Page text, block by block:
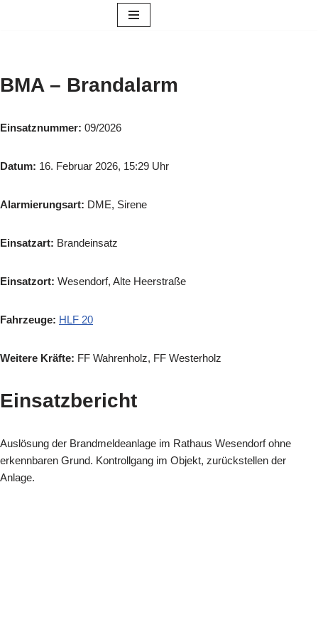
BMA – Brandalarm
Einsatznummer: 09/2026
Datum: 16. Februar 2026, 15:29 Uhr
Alarmierungsart: DME, Sirene
Einsatzart: Brandeinsatz
Einsatzort: Wesendorf, Alte Heerstraße
Fahrzeuge: HLF 20
Weitere Kräfte: FF Wahrenholz, FF Westerholz
Einsatzbericht
Auslösung der Brandmeldeanlage im Rathaus Wesendorf ohne
erkennbaren Grund. Kontrollgang im Objekt, zurückstellen der
Anlage.